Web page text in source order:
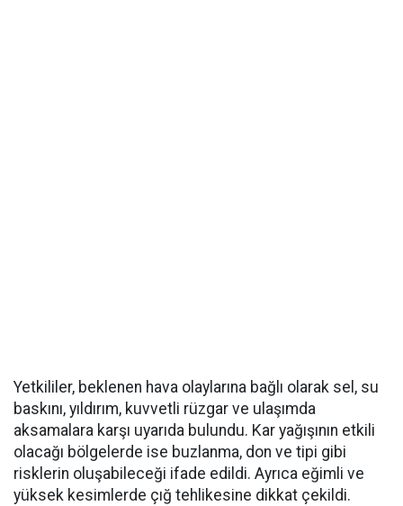
Yetkililer, beklenen hava olaylarına bağlı olarak sel, su
baskını, yıldırım, kuvvetli rüzgar ve ulaşımda
aksamalara karşı uyarıda bulundu. Kar yağışının etkili
olacağı bölgelerde ise buzlanma, don ve tipi gibi
risklerin oluşabileceği ifade edildi. Ayrıca eğimli ve
yüksek kesimlerde çığ tehlikesine dikkat çekildi.